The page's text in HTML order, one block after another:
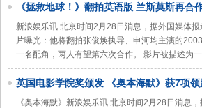
《拯救地球！》翻拍英语版 兰斯莫斯再合
新浪娱乐讯 北京时间2月28日消息，据外国媒体
片曝光：他将翻拍张俊焕执导、申河均主演的
一名配角，两人有望第六次合作。 影片被描述为
英国电影学院奖颁发 《奥本海默》获7项领
《奥本海默》新浪娱乐讯 北京时间2月28日消息